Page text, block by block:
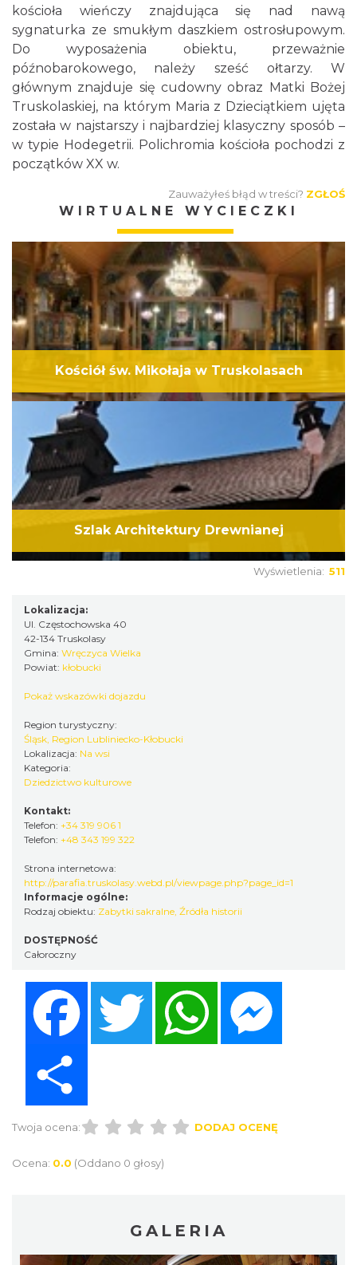
kościoła wieńczy znajdująca się nad nawą
sygnaturka ze smukłym daszkiem ostrosłupowym.
Do wyposażenia obiektu, przeważnie
późnobarokowego, należy sześć ołtarzy. W
głównym znajduje się cudowny obraz Matki Bożej
Truskolaskiej, na którym Maria z Dzieciątkiem ujęta
została w najstarszy i najbardziej klasyczny sposób –
w typie Hodegetrii. Polichromia kościoła pochodzi z
początków XX w.
Zauważyłeś błąd w treści? ZGŁOŚ
WIRTUALNE WYCIECZKI
Kościół św. Mikołaja w Truskolasach
Szlak Architektury Drewnianej
Wyświetlenia: 511
Lokalizacja:
Ul. Częstochowska 40
42-134 Truskolasy
Gmina: Wręczyca Wielka
Powiat: kłobucki
Pokaż wskazówki dojazdu
Region turystyczny:
Śląsk, Region Lubliniecko-Kłobucki
Lokalizacja: Na wsi
Kategoria:
Dziedzictwo kulturowe
Kontakt:
Telefon: +34 319 906 1
Telefon: +48 343 199 322
Strona internetowa:
http://parafia.truskolasy.webd.pl/viewpage.php?page_id=1
Informacje ogólne:
Rodzaj obiektu: Zabytki sakralne, Źródła historii
DOSTĘPNOŚĆ
Całoroczny
Twitter WhatsApp
Twoja ocena: DODAJ OCENĘ
Ocena: 0.0 (Oddano 0 głosy)
GALERIA